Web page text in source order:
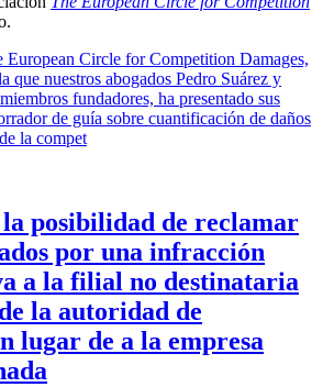
European Circle for Competition Damages,
que nuestros abogados Pedro Suárez y
fundadores, ha presentado sus
de guía sobre cuantificación de daños
la compet
posibilidad de reclamar
por una infracción
a la filial no destinataria
la autoridad de
lugar de a la empresa